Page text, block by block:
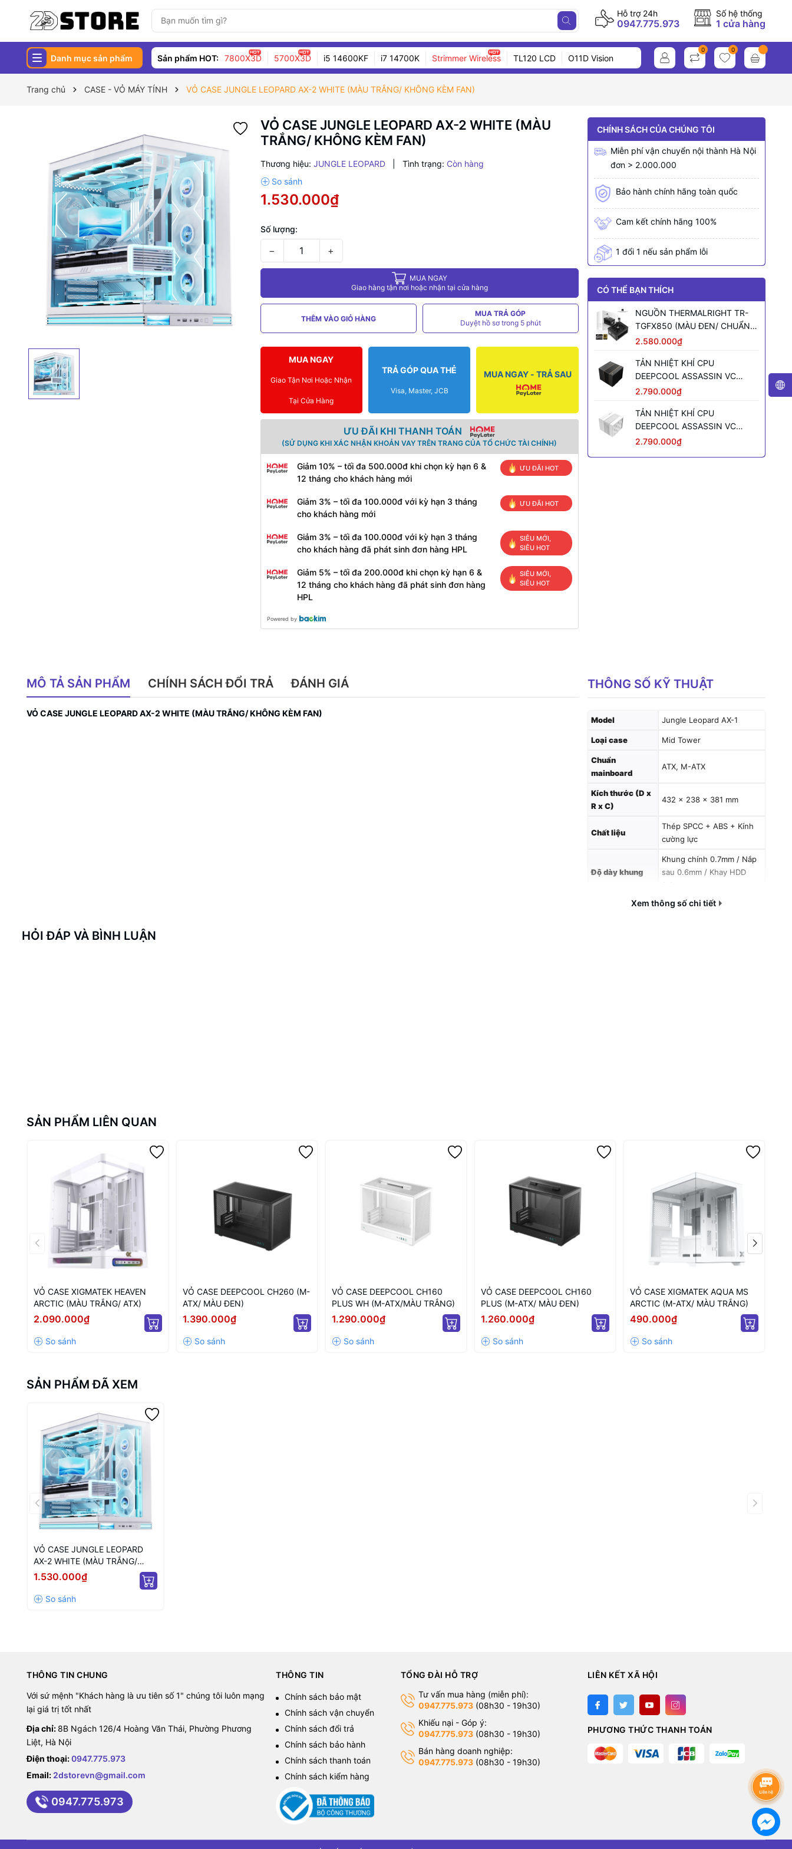
Hỗ trợ 24h
0947.775.973
Số hệ thống
1 cửa hàng
Danh mục sản phẩm Sản phẩm HOT: 7800X3D 5700X3D i5 14600KF i7 14700K Strimmer Wireless TL120 LCD O11D Vision
0 0
Trang chủ CASE - VỎ MÁY TÍNH VỎ CASE JUNGLE LEOPARD AX-2 WHITE (MÀU TRẮNG/ KHÔNG KÈM FAN)
VỎ CASE JUNGLE LEOPARD AX-2 WHITE (MÀU
TRẮNG/ KHÔNG KÈM FAN)
Thương hiệu: JUNGLE LEOPARD Tình trạng: Còn hàng
1.530.000₫
Số lượng:
− +
MUA NGAY
Giao hàng tận nơi hoặc nhận tại cửa hàng
THÊM VÀO GIỎ HÀNG
MUA TRẢ GÓP
Duyệt hồ sơ trong 5 phút
MUA NGAY
Giao Tận Nơi Hoặc Nhận
Tại Cửa Hàng
TRẢ GÓP QUA THẺ
Visa, Master, JCB
MUA NGAY - TRẢ SAU
ƯU ĐÃI KHI THANH TOÁN
(SỬ DỤNG KHI XÁC NHẬN KHOẢN VAY TRÊN TRANG CỦA TỔ CHỨC TÀI CHÍNH)
Giảm 10% – tối đa 500.000đ khi chọn kỳ hạn 6 &
12 tháng cho khách hàng mới
ƯU ĐÃI HOT
Giảm 3% – tối đa 100.000đ với kỳ hạn 3 tháng
cho khách hàng mới
ƯU ĐÃI HOT
Giảm 3% – tối đa 100.000đ với kỳ hạn 3 tháng
cho khách hàng đã phát sinh đơn hàng HPL
SIÊU MỚI,
SIÊU HOT
Giảm 5% – tối đa 200.000đ khi chọn kỳ hạn 6 &
12 tháng cho khách hàng đã phát sinh đơn hàng
HPL
SIÊU MỚI,
SIÊU HOT
Powered by
CHÍNH SÁCH CỦA CHÚNG TÔI
Miễn phí vận chuyển nội thành Hà Nội
đơn > 2.000.000
Bảo hành chính hãng toàn quốc
Cam kết chính hãng 100%
1 đổi 1 nếu sản phẩm lỗi
CÓ THỂ BẠN THÍCH
NGUỒN THERMALRIGHT TR-
TGFX850 (MÀU ĐEN/ CHUẨN
SFX/ FULL MODULAR/ 850W)
2.580.000₫
TẢN NHIỆT KHÍ CPU
DEEPCOOL ASSASSIN VC
ELITE (MÀU ĐEN)
2.790.000₫
TẢN NHIỆT KHÍ CPU
DEEPCOOL ASSASSIN VC
ELITE WH WH (MÀU TRẮNG)
2.790.000₫
MÔ TẢ SẢN PHẨM CHÍNH SÁCH ĐỔI TRẢ ĐÁNH GIÁ
VỎ CASE JUNGLE LEOPARD AX-2 WHITE (MÀU TRẮNG/ KHÔNG KÈM FAN)
THÔNG SỐ KỸ THUẬT
Model Jungle Leopard AX-1
Loại case Mid Tower
Chuẩn
mainboard
ATX, M-ATX
Kích thước (D x
R x C)
432 × 238 × 381 mm
Chất liệu
Thép SPCC + ABS + Kính
cường lực
Độ dày khung
Khung chính 0.7mm / Nắp
sau 0.6mm / Khay HDD
Khe mở rộng 7 khe PCIe
Xem thông số chi tiết
HỎI ĐÁP VÀ BÌNH LUẬN
SẢN PHẨM LIÊN QUAN
VỎ CASE XIGMATEK HEAVEN
ARCTIC (MÀU TRẮNG/ ATX)
2.090.000₫
VỎ CASE DEEPCOOL CH260 (M-
ATX/ MÀU ĐEN)
1.390.000₫
VỎ CASE DEEPCOOL CH160
PLUS WH (M-ATX/MÀU TRẮNG)
1.290.000₫
VỎ CASE DEEPCOOL CH160
PLUS (M-ATX/ MÀU ĐEN)
1.260.000₫
VỎ CASE XIGMATEK AQUA MS
ARCTIC (M-ATX/ MÀU TRẮNG)
490.000₫
SẢN PHẨM ĐÃ XEM
VỎ CASE JUNGLE LEOPARD
AX-2 WHITE (MÀU TRẮNG/
KHÔNG KÈM FAN)
1.530.000₫
THÔNG TIN CHUNG
Với sứ mệnh "Khách hàng là ưu tiên số 1" chúng tôi luôn mạng
lại giá trị tốt nhất
Địa chỉ: 8B Ngách 126/4 Hoàng Văn Thái, Phường Phương
Liệt, Hà Nội
Điện thoại:0947.775.973
Email: 2dstorevn@gmail.com
0947.775.973
THÔNG TIN
Chính sách bảo mật
Chính sách vận chuyển
Chính sách đổi trả
Chính sách bảo hành
Chính sách thanh toán
Chính sách kiểm hàng
TỔNG ĐÀI HỖ TRỢ
Tư vấn mua hàng (miễn phí):
0947.775.973(08h30 - 19h30)
Khiếu nại - Góp ý:
0947.775.973(08h30 - 19h30)
Bán hàng doanh nghiệp:
0947.775.973(08h30 - 19h30)
LIÊN KẾT XÃ HỘI
PHƯƠNG THỨC THANH TOÁN